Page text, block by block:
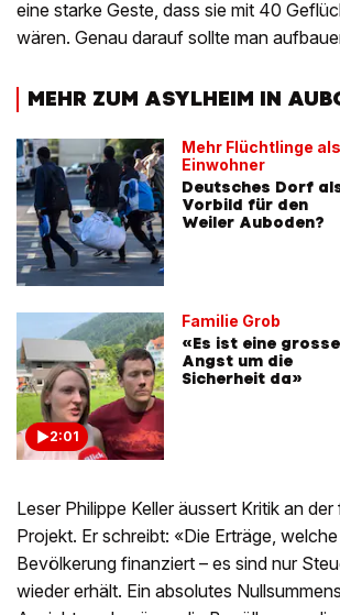
eine starke Geste, dass sie mit 40
wären. Genau darauf sollte man
MEHR ZUM ASYLHEIM IN
Mehr Flüchtlinge als
Einwohner
Deutsches Dorf
Vorbild für den
Weiler Auboden?
2:01
Familie Grob
«Es ist eine grosse
Angst um die
Sicherheit da»
Leser Philippe Keller äussert Kritik an
Projekt. Er schreibt: «Die Erträge,
Bevölkerung finanziert – es sind nur
wieder erhält. Ein absolutes